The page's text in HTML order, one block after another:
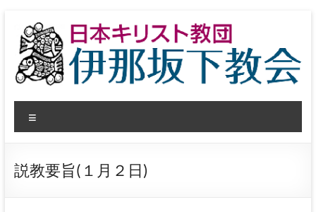
ス
ッ
日
本
キ
リ
ニ
ー
説教要旨(１月２日)